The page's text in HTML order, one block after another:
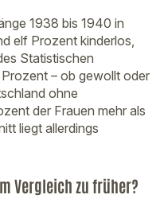
1938 bis 1940 in
elf Prozent kinderlos,
Statistischen
– ob gewollt oder
ohne
der Frauen mehr als
liegt allerdings
Vergleich zu früher?